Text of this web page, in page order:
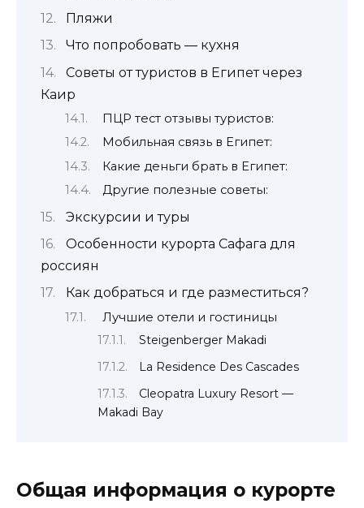
Пляжи
Что попробовать — кухня
Cоветы от туристов в Египет через
Каир
ПЦР тест отзывы туристов:
Мобильная связь в Египет:
Какие деньги брать в Египет:
Другие полезные советы:
Экскурсии и туры
Особенности курорта Сафага для
россиян
Как добраться и где разместиться?
Лучшие отели и гостиницы
Steigenberger Makadi
La Residence Des Cascades
Cleopatra Luxury Resort —
Makadi Bay
Общая информация о курорте